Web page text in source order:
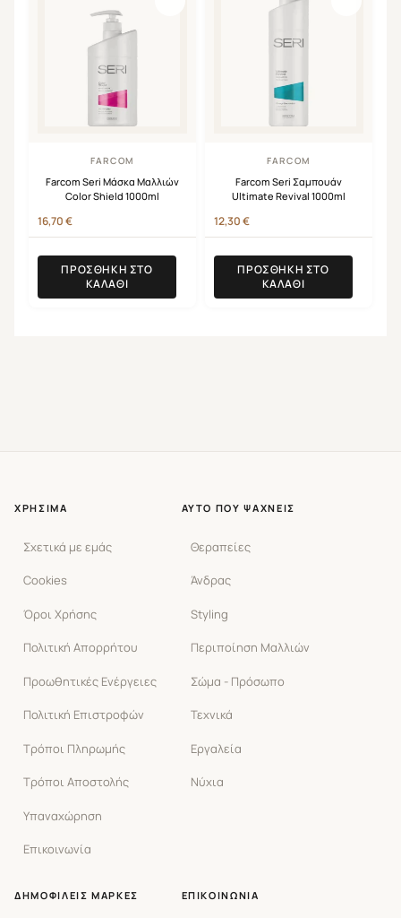
FARCOM
Farcom Seri Μάσκα Μαλλιών
Color Shield 1000ml
16,70€
ΠΡΟΣΘΉΚΗ ΣΤΟ
ΚΑΛΆΘΙ
FARCOM
Farcom Seri Σαμπουάν
Ultimate Revival 1000ml
12,30€
ΠΡΟΣΘΉΚΗ ΣΤΟ
ΚΑΛΆΘΙ
ΧΡΉΣΙΜΑ
Σχετικά με εμάς
Cookies
Όροι Χρήσης
Πολιτική Απορρήτου
Προωθητικές Ενέργειες
Πολιτική Επιστροφών
Τρόποι Πληρωμής
Τρόποι Αποστολής
Υπαναχώρηση
Επικοινωνία
ΑΥΤΌ ΠΟΥ ΨΆΧΝΕΙΣ
Θεραπείες
Άνδρας
Styling
Περιποίηση Μαλλιών
Σώμα - Πρόσωπο
Τεχνικά
Εργαλεία
Νύχια
ΔΗΜΟΦΙΛΕΊΣ ΜΆΡΚΕΣ ΕΠΙΚΟΙΝΩΝΊΑ